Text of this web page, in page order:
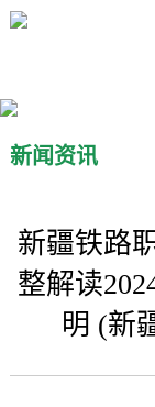
新闻资讯
新疆铁路
整解读
明 (新